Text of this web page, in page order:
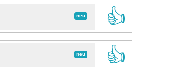
neu
👍
neu
👍